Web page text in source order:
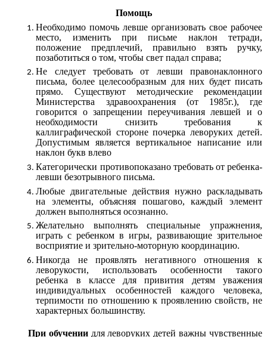
Помощь
Необходимо помочь левше организовать свое рабочее
место, изменить при письме наклон тетради,
положение предплечий, правильно взять ручку,
позаботиться о том, чтобы свет падал справа;
Не следует требовать от левши правонаклонного
письма, более целесообразным для них будет писать
прямо. Существуют методические рекомендации
Министерства здравоохранения (от 1985г.), где
говорится о запрещении переучивания левшей и о
необходимости снизить требования к
каллиграфической стороне почерка леворуких детей.
Допустимым является вертикальное написание или
наклон букв влево
Категорически противопоказано требовать от ребенка-
левши безотрывного письма.
Любые двигательные действия нужно раскладывать
на элементы, объясняя пошагово, каждый элемент
должен выполняться осознанно.
Желательно выполнять специальные упражнения,
играть с ребенком в игры, развивающие зрительное
восприятие и зрительно-моторную координацию.
Никогда не проявлять негативного отношения к
леворукости, использовать особенности такого
ребенка в классе для привития детям уважения
индивидуальных особенностей каждого человека,
терпимости по отношению к проявлению свойств, не
характерных большинству.
При обучениидля леворуких детей важны чувственные